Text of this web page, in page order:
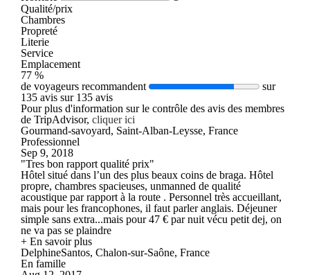
Qualité/prix
Chambres
Propreté
Literie
Service
Emplacement
77 %
de voyageurs recommandent
sur
135 avis sur 135 avis
Pour plus d'information sur le contrôle des avis des membres
de TripAdvisor, cliquer ici
Gourmand-savoyard, Saint-Alban-Leysse, France
Professionnel
Sep 9, 2018
"Tres bon rapport qualité prix"
Hôtel situé dans l’un des plus beaux coins de braga. Hôtel
propre, chambres spacieuses, unmanned de qualité
acoustique par rapport à la route . Personnel très accueillant,
mais pour les francophones, il faut parler anglais. Déjeuner
simple sans extra...mais pour 47 € par nuit vécu petit dej, on
ne va pas se plaindre
+ En savoir plus
DelphineSantos, Chalon-sur-Saône, France
En famille